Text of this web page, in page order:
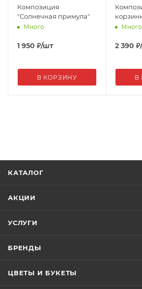
Композиция
"Солнечная примула"
Много
1 950 ₽/шт
В КОРЗИНУ
Много
2 390 ₽
В
КАТАЛОГ
АКЦИИ
УСЛУГИ
БРЕНДЫ
ЦВЕТЫ И БУКЕТЫ